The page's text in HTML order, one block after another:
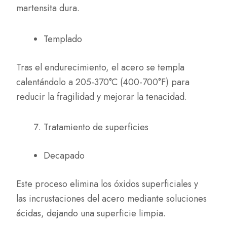
martensita dura.
Templado
Tras el endurecimiento, el acero se templa
calentándolo a 205-370°C (400-700°F) para
reducir la fragilidad y mejorar la tenacidad.
Tratamiento de superficies
Decapado
Este proceso elimina los óxidos superficiales y
las incrustaciones del acero mediante soluciones
ácidas, dejando una superficie limpia.